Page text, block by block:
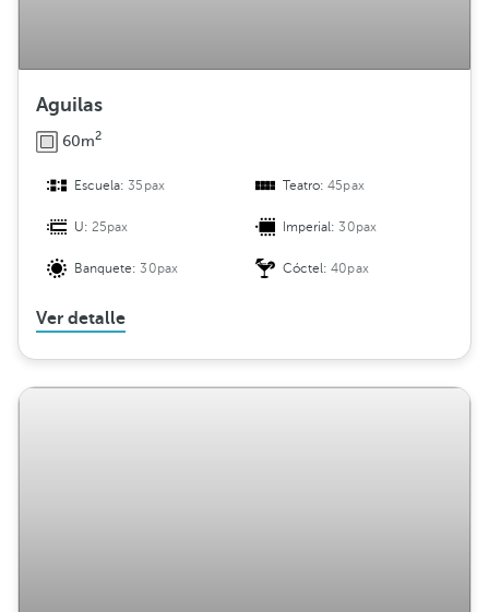
Aguilas
60m2
Escuela:35pax Teatro:45pax
U:25pax Imperial:30pax
Banquete:30pax Cóctel:40pax
Ver detalle